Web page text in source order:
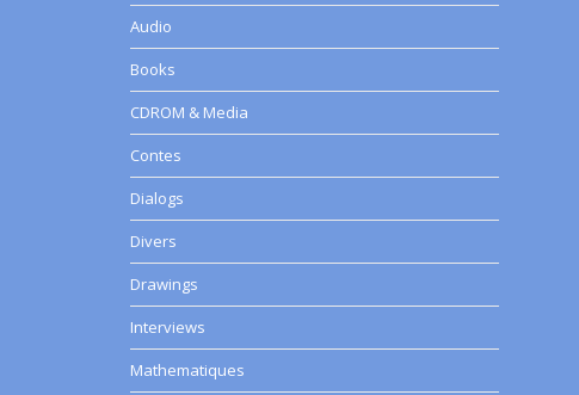
Audio
Books
CDROM & Media
Contes
Dialogs
Divers
Drawings
Interviews
Mathematiques